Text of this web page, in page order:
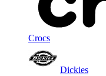
Crocs
Dickies